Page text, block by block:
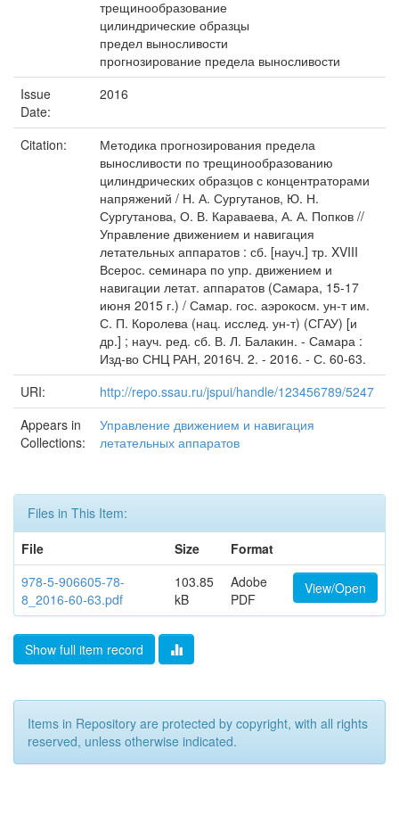
трещинообразование
цилиндрические образцы
предел выносливости
прогнозирование предела выносливости
Issue
Date:
2016
Citation:
Методика прогнозирования предела
выносливости по трещинообразованию
цилиндрических образцов с концентраторами
напряжений / Н. А. Сургутанов, Ю. Н.
Сургутанова, О. В. Караваева, А. А. Попков //
Управление движением и навигация
летательных аппаратов : сб. [науч.] тр. XVIII
Всерос. семинара по упр. движением и
навигации летат. аппаратов (Самара, 15-17
июня 2015 г.) / Самар. гос. аэрокосм. ун-т им.
С. П. Королева (нац. исслед. ун-т) (СГАУ) [и
др.] ; науч. ред. сб. В. Л. Балакин. - Самара :
Изд-во СНЦ РАН, 2016Ч. 2. - 2016. - С. 60-63.
URI:
http://repo.ssau.ru/jspui/handle/123456789/5247
Appears in
Collections:
Управление движением и навигация
летательных аппаратов
Files in This Item:
File
Size
Format
978-5-906605-78-
8_2016-60-63.pdf
103.85
kB
Adobe
PDF
View/Open
Show full item record
Items in Repository are protected by copyright, with all rights
reserved, unless otherwise indicated.